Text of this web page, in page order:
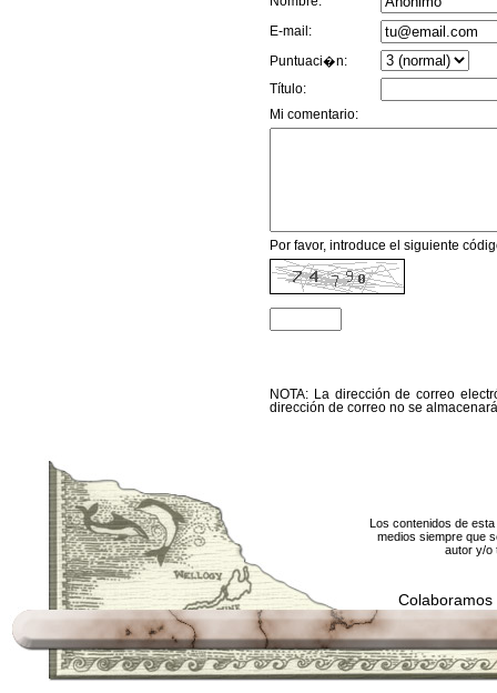
E-mail:
Puntuaci�n:
Título:
Mi comentario:
Por favor, introduce el siguiente
NOTA: La dirección de correo
dirección de correo no se
Los contenidos de
medios siempre que
autor y/o